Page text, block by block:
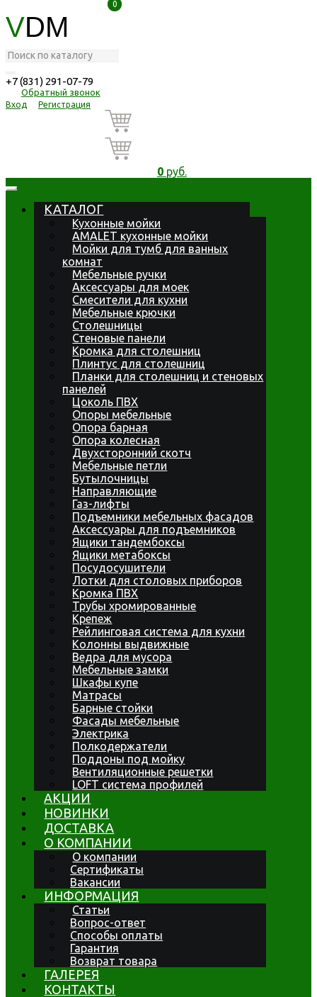
VDM
+7 (831) 291-07-79
Обратный звонок
Вход Регистрация
0
0
0руб.
КАТАЛОГ
Кухонные мойки
AMALET кухонные мойки
Мойки для тумб для ванных
комнат
Мебельные ручки
Аксессуары для моек
Смесители для кухни
Мебельные крючки
Столешницы
Стеновые панели
Кромка для столешниц
Плинтус для столешниц
Планки для столешниц и стеновых
панелей
Цоколь ПВХ
Опоры мебельные
Опора барная
Опора колесная
Двухсторонний скотч
Мебельные петли
Бутылочницы
Направляющие
Газ-лифты
Подъемники мебельных фасадов
Аксессуары для подъемников
Ящики тандембоксы
Ящики метабоксы
Посудосушители
Лотки для столовых приборов
Кромка ПВХ
Трубы хромированные
Крепеж
Рейлинговая система для кухни
Колонны выдвижные
Ведра для мусора
Мебельные замки
Шкафы купе
Матрасы
Барные стойки
Фасады мебельные
Электрика
Полкодержатели
Поддоны под мойку
Вентиляционные решетки
LOFT система профилей
АКЦИИ
НОВИНКИ
ДОСТАВКА
О КОМПАНИИ
О компании
Сертификаты
Вакансии
ИНФОРМАЦИЯ
Статьи
Вопрос-ответ
Способы оплаты
Гарантия
Возврат товара
ГАЛЕРЕЯ
КОНТАКТЫ